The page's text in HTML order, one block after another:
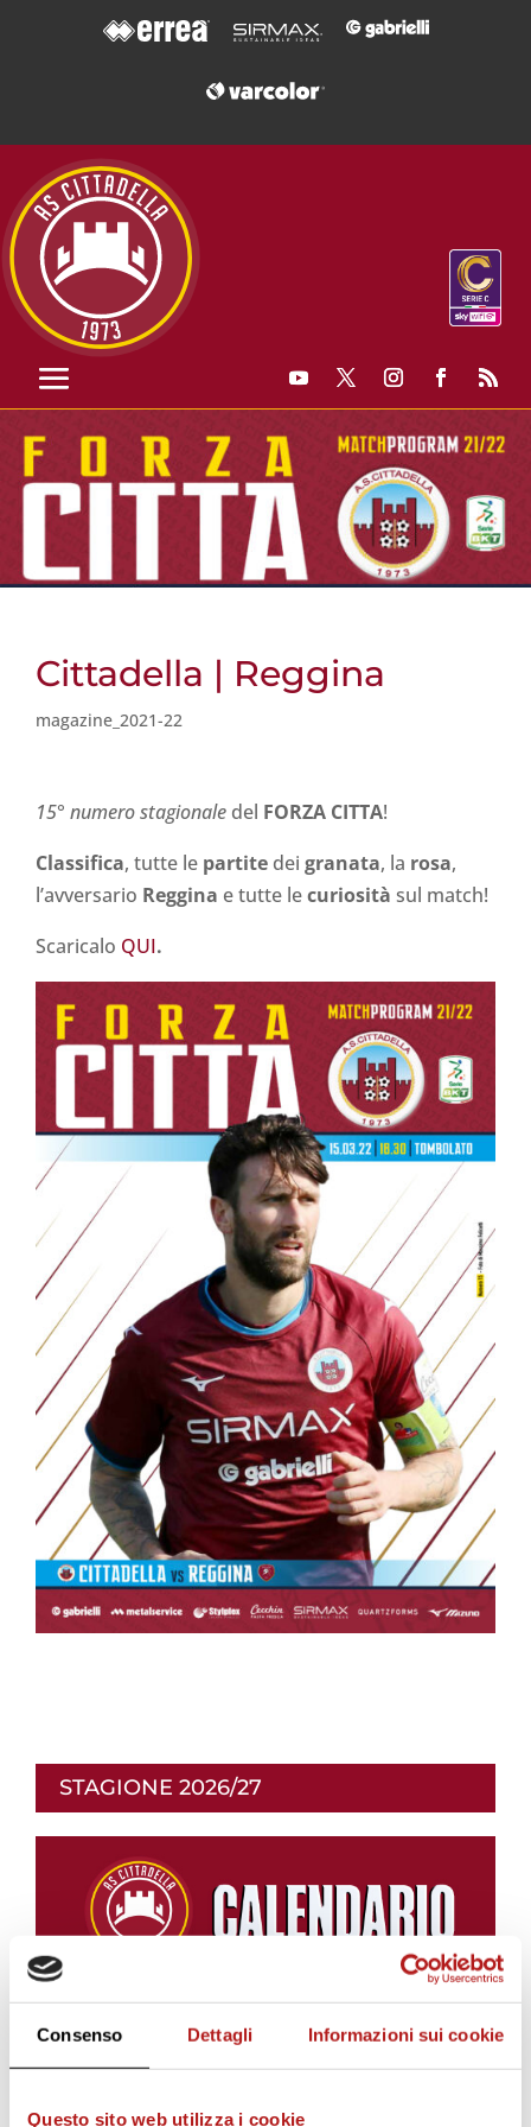
Consenso Dettagli Informazioni sui cookie
Questo sito web utilizza i cookie
Cittadella | Reggina
magazine_2021-22
15° numero stagionale del FORZA CITTA!
Classifica, tutte le partite dei granata, la rosa,
l’avversario Reggina e tutte lecuriosità sul match!
Scaricalo QUI.
STAGIONE 2026/27